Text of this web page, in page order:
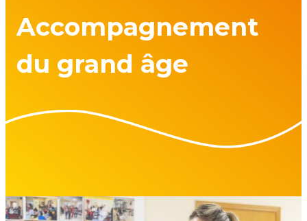
Accompagnement
du grand âge